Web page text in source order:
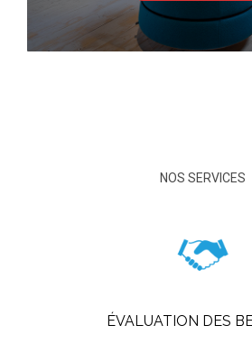
NOS SERVICES
ÉVALUATION DES